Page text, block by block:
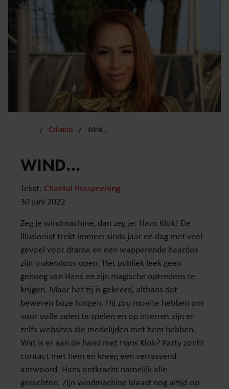
Columns Wind…
WIND…
Tekst: Chantal Braspenning
30 juni 2022
Zeg je windmachine, dan zeg je: Hans Klok! De
illusionist trekt immers sinds jaar en dag met veel
gevoel voor drama en een wapperende haardos
zijn trukendoos open. Het publiek leek geen
genoeg van Hans en zijn magische optredens te
krijgen. Maar het tij is gekeerd, althans dat
beweren boze tongen. Hij zou moeite hebben om
voor volle zalen te spelen en op internet zijn er
zelfs websites die medelijden met hem hebben.
Wat is er aan de hand met Hans Klok? Party zocht
contact met hem en kreeg een verrassend
antwoord. Hans ontkracht namelijk alle
geruchten. Zijn windmachine blaast nog altijd op